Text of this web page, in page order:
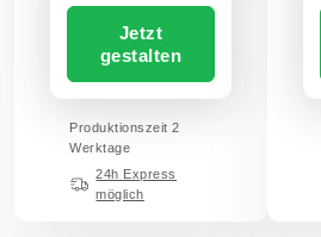
Jetzt
gestalten
Produktionszeit 2
Werktage
24h Express
möglich